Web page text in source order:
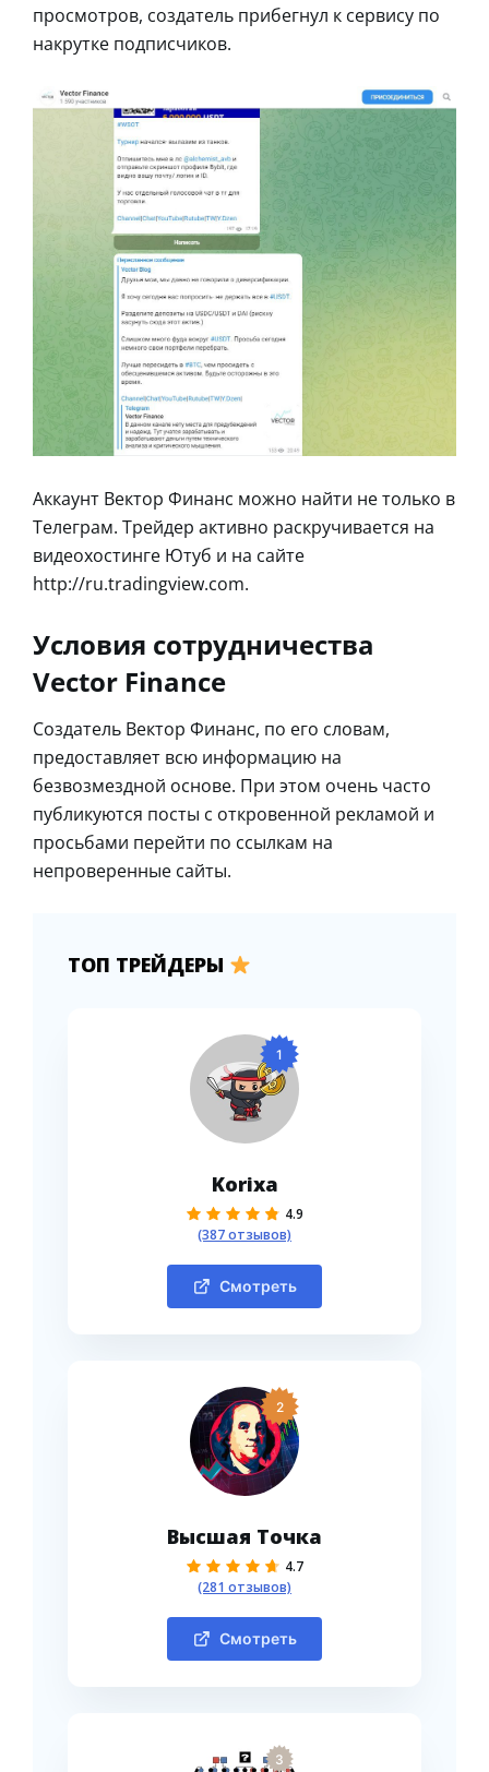
просмотров, создатель прибегнул к сервису по
накрутке подписчиков.
Аккаунт Вектор Финанс можно найти не только в
Телеграм. Трейдер активно раскручивается на
видеохостинге Ютуб и на сайте
http://ru.tradingview.com.
Условия сотрудничества
Vector Finance
Создатель Вектор Финанс, по его словам,
предоставляет всю информацию на
безвозмездной основе. При этом очень часто
публикуются посты с откровенной рекламой и
просьбами перейти по ссылкам на
непроверенные сайты.
ТОП ТРЕЙДЕРЫ
1
Korixa
4.9
(387 отзывов)
Смотреть
2
Высшая Точка
4.7
(281 отзывов)
Смотреть
3